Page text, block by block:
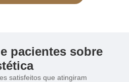
pacientes sobre
satisfeitos que atingiram